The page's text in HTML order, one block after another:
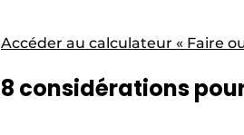
Accéder au calculateur « Faire
8 considérations